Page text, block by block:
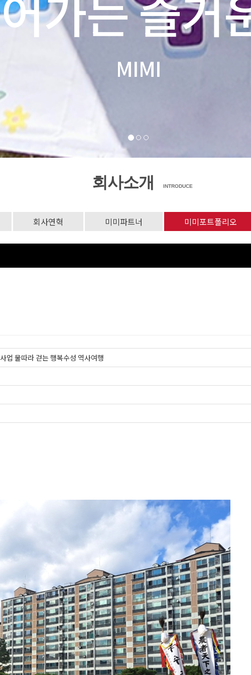
MIMI
회사소개 INTRODUCE
회사연혁 미미파트너 미미포트폴리오
업 물따라 걷는 행복수성 역사여행